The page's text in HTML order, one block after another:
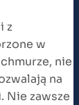
z
w
nie
na
Nie zawsze